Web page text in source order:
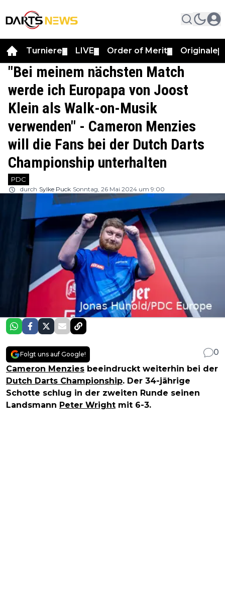
Turniere LIVE Order of Merit Originale
"Bei meinem nächsten Match
werde ich Europapa von Joost
Klein als Walk-on-Musik
verwenden" - Cameron Menzies
will die Fans bei der Dutch Darts
Championship unterhalten
PDC
durch Sylke Puck Sonntag, 26 Mai 2024 um 9:00
Folgt uns auf Google!
0
Cameron Menzies beeindruckt weiterhin bei der
Dutch Darts Championship. Der 34-jährige
Schotte schlug in der zweiten Runde seinen
Landsmann Peter Wright mit 6-3.